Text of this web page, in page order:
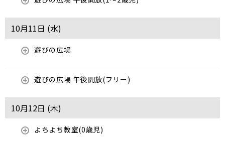
10月11日 (水)
遊びの広場
遊びの広場 午後開放(フリー)
10月12日 (木)
よちよち教室(0歳児)